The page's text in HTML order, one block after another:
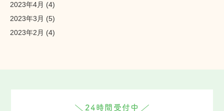
2023年4月 (4)
2023年3月 (5)
2023年2月 (4)
24時間受付中